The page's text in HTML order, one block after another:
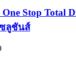
Stop Total
ลูชันส์